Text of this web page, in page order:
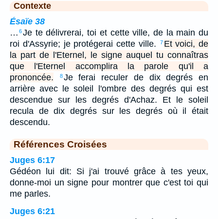
Contexte
Ésaïe 38
… 6Je te délivrerai, toi et cette ville, de la main du
roi d'Assyrie; je protégerai cette ville.
7 Et voici, de
la part de l'Eternel, le signe auquel tu connaîtras
que l'Eternel accomplira la parole qu'il a
prononcée.
8Je ferai reculer de dix degrés en
arrière avec le soleil l'ombre des degrés qui est
descendue sur les degrés d'Achaz. Et le soleil
recula de dix degrés sur les degrés où il était
descendu.
Références Croisées
Juges 6:17
Gédéon lui dit: Si j'ai trouvé grâce à tes yeux,
donne-moi un signe pour montrer que c'est toi qui
me parles.
Juges 6:21